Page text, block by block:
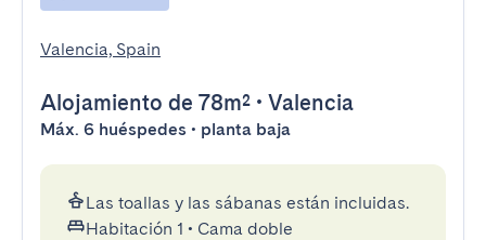
Valencia, Spain
Alojamiento de 78m² • Valencia
Máx. 6 huéspedes • planta baja
Las toallas y las sábanas están incluidas.
Habitación 1 • Cama doble